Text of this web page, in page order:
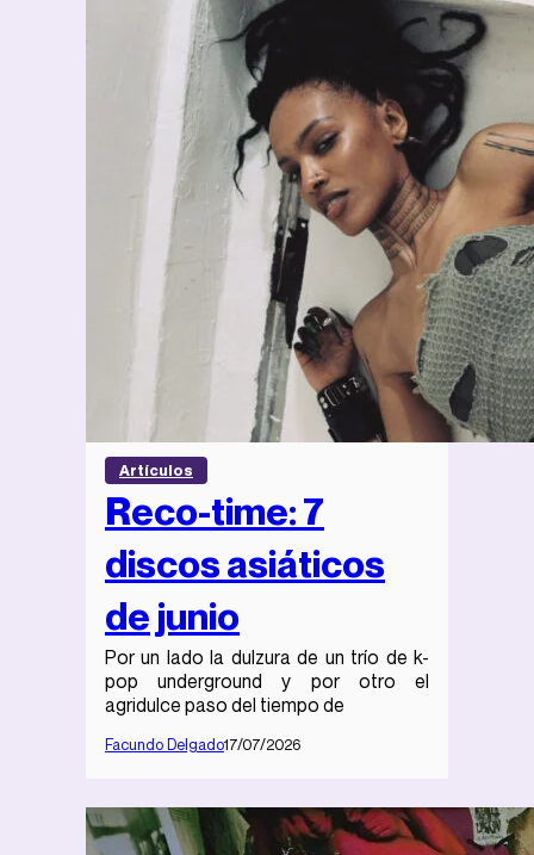
Artículos
Reco-time: 7
discos asiáticos
de junio
Por un lado la dulzura de un trío de k-
pop underground y por otro el
agridulce paso del tiempo de
Facundo Delgado17/07/2026